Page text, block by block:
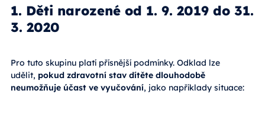
1. Děti narozené od 1. 9. 2019 do 31.
3. 2020
Pro tuto skupinu platí přísnější podmínky. Odklad lze
udělit, pokud zdravotní stav dítěte dlouhodobě
neumožňuje účast ve vyučování, jako napříklady situace: